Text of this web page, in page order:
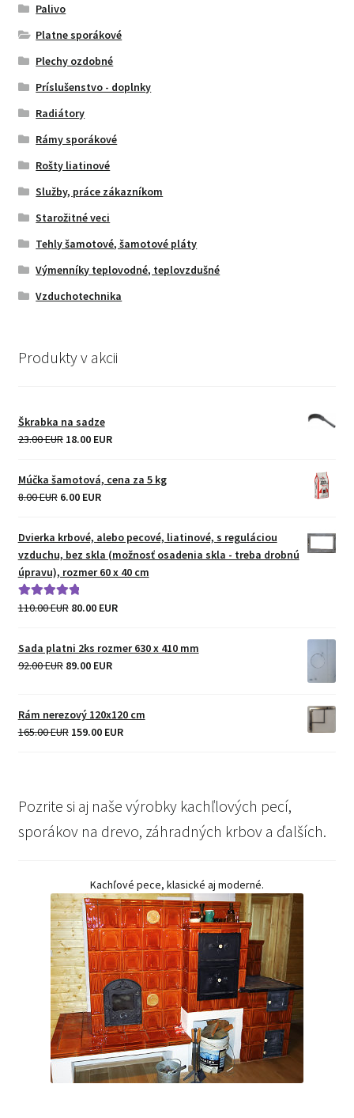
Palivo
Platne sporákové
Plechy ozdobné
Príslušenstvo - doplnky
Radiátory
Rámy sporákové
Rošty liatinové
Služby, práce zákazníkom
Starožitné veci
Tehly šamotové, šamotové pláty
Výmenníky teplovodné, teplovzdušné
Vzduchotechnika
Produkty v akcii
Škrabka na sadze
23.00 EUR Original
was:
23.00 EUR.
18.00 EURCurrent
Múčka šamotová, cena za 5 kg
8.00 EUR Original
was:
8.00 EUR.
6.00 EURCurrent
is:
6.00 EUR.
Dvierka krbové, alebo pecové, liatinové, s reguláciou
vzduchu, bez skla (možnosť osadenia skla - treba drobnú
úpravu), rozmer 60 x 40 cm
Hodnotenie
110.00 EUR Original
was:
110.00 EUR.
80.00 EURCurrent
Sada platni 2ks rozmer 630 x 410 mm
92.00 EUR Original
92.00 EUR.
89.00 EURCurrent
89.00 EUR.
Rám nerezový 120x120 cm
165.00 EUR Original
159.00 EURCurrent
Pozrite si aj naše výrobky kachľlových pecí,
sporákov na drevo, záhradných krbov a ďalších.
Kachľové pece, klasické aj moderné.